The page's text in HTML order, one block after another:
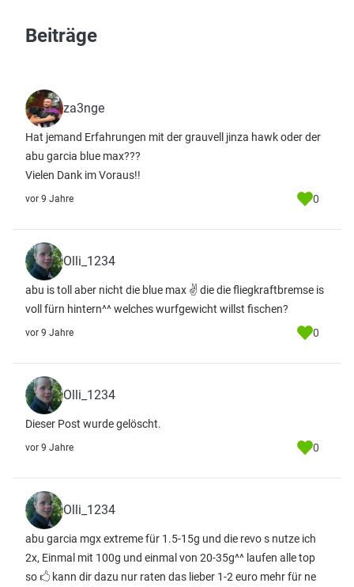
Beiträge
za3nge
Hat jemand Erfahrungen mit der grauvell jinza hawk oder der
abu garcia blue max???
Vielen Dank im Voraus!!
vor 9 Jahre 0
Olli_1234
abu is toll aber nicht die blue max ✌ die die fliegkraftbremse is
voll fürn hintern^^ welches wurfgewicht willst fischen?
vor 9 Jahre 0
Olli_1234
Dieser Post wurde gelöscht.
vor 9 Jahre 0
Olli_1234
abu garcia mgx extreme für 1.5-15g und die revo s nutze ich
2x, Einmal mit 100g und einmal von 20-35g^^ laufen alle top
so 🖒 kann dir dazu nur raten das lieber 1-2 euro mehr für ne